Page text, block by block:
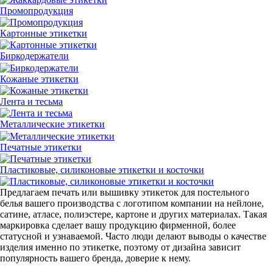
Промопродукция
Картонные этикетки
Биркодержатели
Кожаные этикетки
Лента и тесьма
Металлические этикетки
Печатные этикетки
Пластиковые, силиконовые этикетки и косточки
Предлагаем печать или вышивку этикеток для постельного
белья вашего производства с логотипом компании на нейлоне,
сатине, атласе, полиэстере, картоне и других материалах. Такая
маркировка сделает вашу продукцию фирменной, более
статусной и узнаваемой. Часто люди делают выводы о качестве
изделия именно по этикетке, поэтому от дизайна зависит
популярность вашего бренда, доверие к нему.